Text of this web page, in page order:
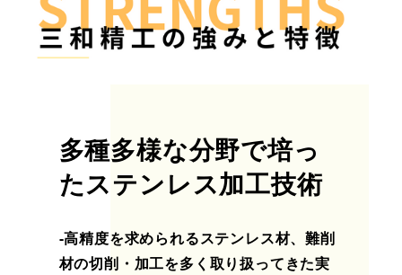
多種多様な分野で培っ
たステンレス加工技術
-高精度を求められるステンレス材、難削
材の切削・加工を多く取り扱ってきた実